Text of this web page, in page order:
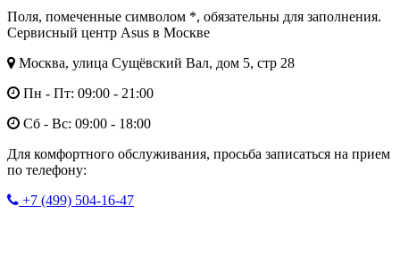
Поля, помеченные символом *, обязательны для заполнения.
Сервисный центр Asus в Москве
Москва, улица Сущёвский Вал, дом 5, стр 28
Пн - Пт: 09:00 - 21:00
Сб - Вс: 09:00 - 18:00
Для комфортного обслуживания, просьба записаться на прием
по телефону:
+7 (499) 504-16-47